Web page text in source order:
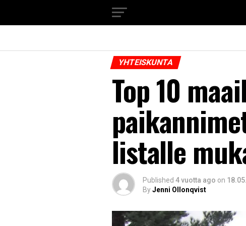
YHTEISKUNTA
Top 10
listalle
Published 4 vuotta ago on
ByJenni Ollonqvist